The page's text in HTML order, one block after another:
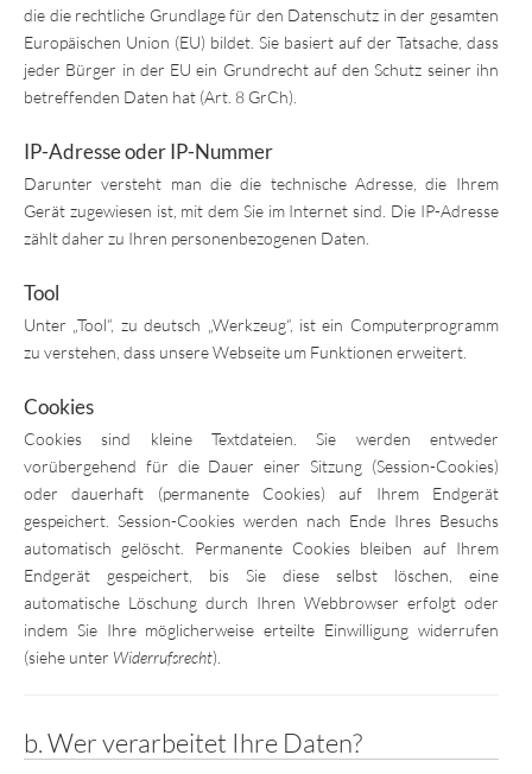
die die rechtliche Grundlage für den Datenschutz in der gesamten
Europäischen Union (EU) bildet. Sie basiert auf der Tatsache, dass
jeder Bürger in der EU ein Grundrecht auf den Schutz seiner ihn
betreffenden Daten hat (Art. 8 GrCh).
IP-Adresse oder IP-Nummer
Darunter versteht man die die technische Adresse, die Ihrem
Gerät zugewiesen ist, mit dem Sie im Internet sind. Die IP-Adresse
zählt daher zu Ihren personenbezogenen Daten.
Tool
Unter „Tool“, zu deutsch „Werkzeug“, ist ein Computerprogramm
zu verstehen, dass unsere Webseite um Funktionen erweitert.
Cookies
Cookies sind kleine Textdateien. Sie werden entweder
vorübergehend für die Dauer einer Sitzung (Session-Cookies)
oder dauerhaft (permanente Cookies) auf Ihrem Endgerät
gespeichert. Session-Cookies werden nach Ende Ihres Besuchs
automatisch gelöscht. Permanente Cookies bleiben auf Ihrem
Endgerät gespeichert, bis Sie diese selbst löschen, eine
automatische Löschung durch Ihren Webbrowser erfolgt oder
indem Sie Ihre möglicherweise erteilte Einwilligung widerrufen
(siehe unter Widerrufsrecht).
b. Wer verarbeitet Ihre Daten?